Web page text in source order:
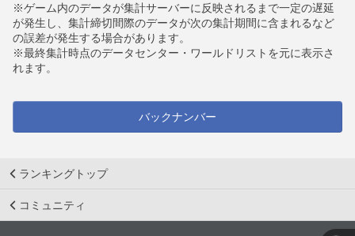
※ゲーム内のデータが集計サーバーに反映されるまで一定の遅延
が発生し、集計締切間際のデータが次の集計期間に含まれるなど
の誤差が発生する場合があります。
※最終集計時点のデータセンター・ワールドリストを元に表示さ
れます。
バックナンバー
ランキングトップ
コミュニティ